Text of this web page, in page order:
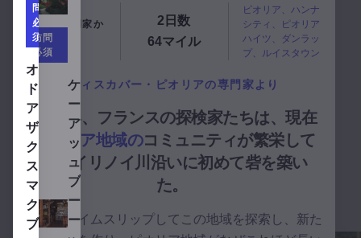
地元の専門家か
2日数
64マイル
ピオリア、ハンナ
シティ、ピオリア
ハイツ、ダンラッ
プ、ルイスタウン
ディスカバー・ピオリアの専門家より
1680年、フランスの探検家たちは、現在
ピオリア地域のコミュニティが繁栄して
いるイリノイ川沿いに初めて砦を築い
た。
過去にタイムスリップしてこの地域を探索し、新た
訪問
必須
ケレハ
ーズ・
アイリ
ッシ
ュ・パ
ブ＆イ
ータリ
ー
ケレハーズ・アイリッシュ・パブ＆イータリーを見る
問
必
須
オベ
ド＆
アイ
ザッ
ク
ス・
マイ
クロ
ブル
Obed & Isaac's Microbrewery and Eatery - Peoriaを表示。